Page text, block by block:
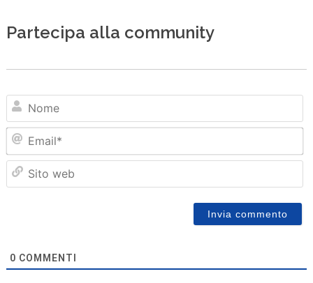
Partecipa alla community
0 COMMENTI